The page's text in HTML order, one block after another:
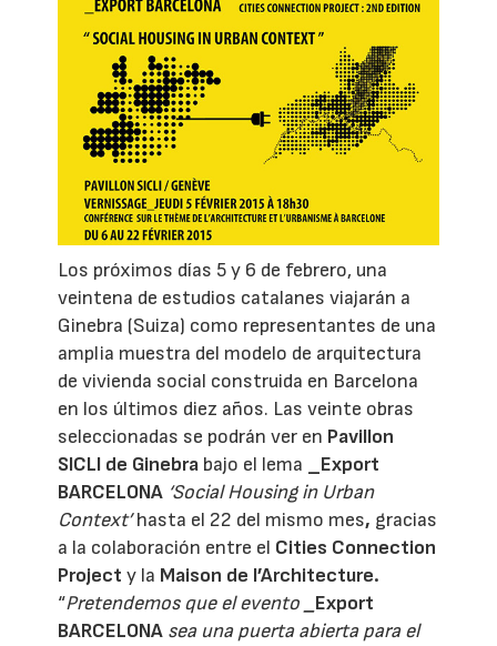
Los próximos días 5 y 6 de febrero, una
veintena de estudios catalanes viajarán a
Ginebra (Suiza) como representantes de una
amplia muestra del modelo de arquitectura
de vivienda social construida en Barcelona
en los últimos diez años. Las veinte obras
seleccionadas se podrán ver en Pavillon
SICLI de Ginebra bajo el lema
_Export
BARCELONA ‘Social Housing in Urban
Context’hasta el 22 del mismo mes, gracias
a la colaboración entre el Cities Connection
Project y la Maison de l’Architecture.
“Pretendemos que el evento
Export
BARCELONA sea una puerta abierta para el